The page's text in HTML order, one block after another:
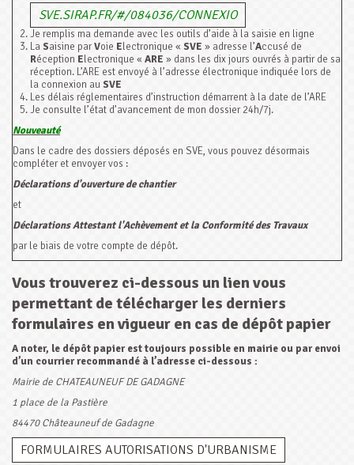
SVE.SIRAP.FR/#/084036/CONNEXIO
Je remplis ma demande avec les outils d’aide à la saisie en ligne
La Saisine parVoie Electronique « SVE » adresse l’Accusé de
Réception Electronique «ARE » dans les dix jours ouvrés à partir de sa
réception. L’ARE est envoyé à l’adresse électronique indiquée lors de
la connexion au SVE
Les délais réglementaires d’instruction démarrent à la date de l’ARE
Je consulte l’état d’avancement de mon dossier 24h/7j.
Nouveauté
Dans le cadre des dossiers déposés en SVE, vous pouvez désormais
compléter et envoyer vos :
Déclarations d'ouverture de chantier
et
Déclarations Attestant l'Achèvement et la Conformité des Travaux
par le biais de votre compte de dépôt.
Vous trouverez ci-dessous un lien vous
permettant de télécharger les derniers
formulaires en vigueur en cas de dépôt papier
A noter, le dépôt papier est toujours possible en mairie ou par envoi
d’un courrier recommandé à l’adresse ci-dessous :
Mairie de CHATEAUNEUF DE GADAGNE
1 place de la Pastière
84470 Châteauneuf de Gadagne
FORMULAIRES AUTORISATIONS D'URBANISME